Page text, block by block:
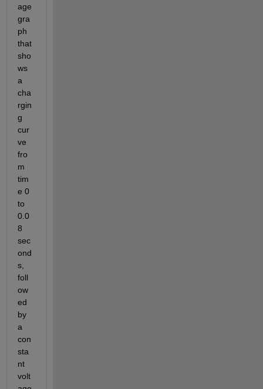
age
gra
ph
that
sho
ws
a
cha
rgin
g
cur
ve
fro
m
tim
e 0
to
0.0
8
sec
ond
s,
foll
ow
ed
by
a
con
sta
nt
volt